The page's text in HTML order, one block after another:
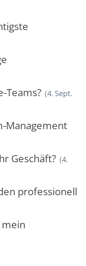
Teams? (4. Sept.
Management
Geschäft? (4.
professionell